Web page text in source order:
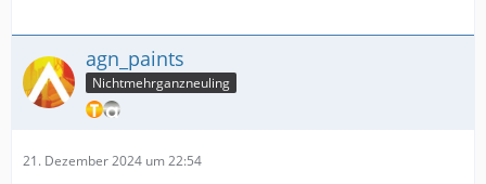
agn_paints
Nichtmehrganzneuling
21. Dezember 2024 um 22:54